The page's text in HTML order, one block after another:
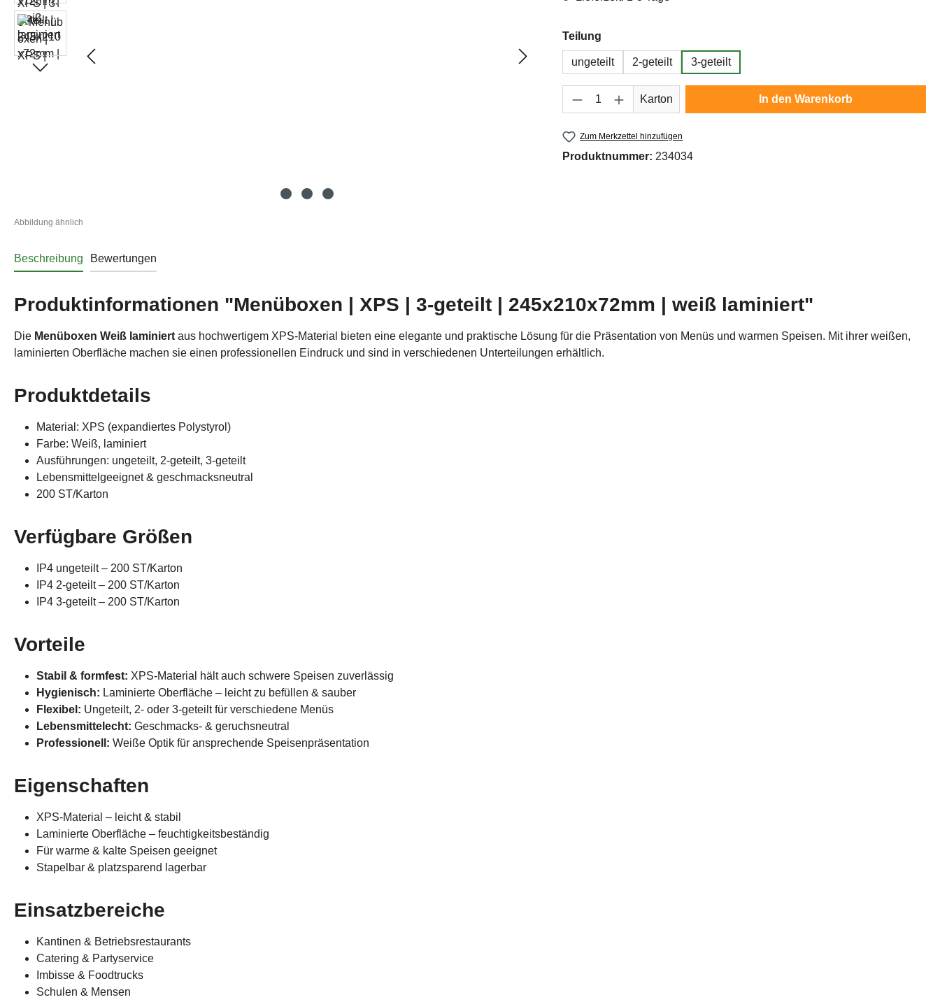
Abbildung ähnlich
Teilung
ungeteilt 2-geteilt 3-geteilt
Produkt Anzahl: Gib den gewünschten Wert ein
Karton In den Warenkorb
Zum Merkzettel hinzufügen
Produktnummer: 234034
Beschreibung Bewertungen
Produktinformationen "Menüboxen | XPS | 3-geteilt | 245x210x72mm | weiß laminiert"
Die Menüboxen Weiß laminiert aus hochwertigem XPS-Material bieten eine elegante und praktische Lösung für die Präsentation von Menüs und warmen Speisen. Mit ihrer weißen,
laminierten Oberfläche machen sie einen professionellen Eindruck und sind in verschiedenen Unterteilungen erhältlich.
Produktdetails
Material: XPS (expandiertes Polystyrol)
Farbe: Weiß, laminiert
Ausführungen: ungeteilt, 2-geteilt, 3-geteilt
Lebensmittelgeeignet & geschmacksneutral
200 ST/Karton
Verfügbare Größen
IP4 ungeteilt – 200 ST/Karton
IP4 2-geteilt – 200 ST/Karton
IP4 3-geteilt – 200 ST/Karton
Vorteile
Stabil & formfest: XPS-Material hält auch schwere Speisen zuverlässig
Hygienisch: Laminierte Oberfläche – leicht zu befüllen & sauber
Flexibel: Ungeteilt, 2- oder 3-geteilt für verschiedene Menüs
Lebensmittelecht: Geschmacks- & geruchsneutral
Professionell: Weiße Optik für ansprechende Speisenpräsentation
Eigenschaften
XPS-Material – leicht & stabil
Laminierte Oberfläche – feuchtigkeitsbeständig
Für warme & kalte Speisen geeignet
Stapelbar & platzsparend lagerbar
Einsatzbereiche
Kantinen & Betriebsrestaurants
Catering & Partyservice
Imbisse & Foodtrucks
Schulen & Mensen